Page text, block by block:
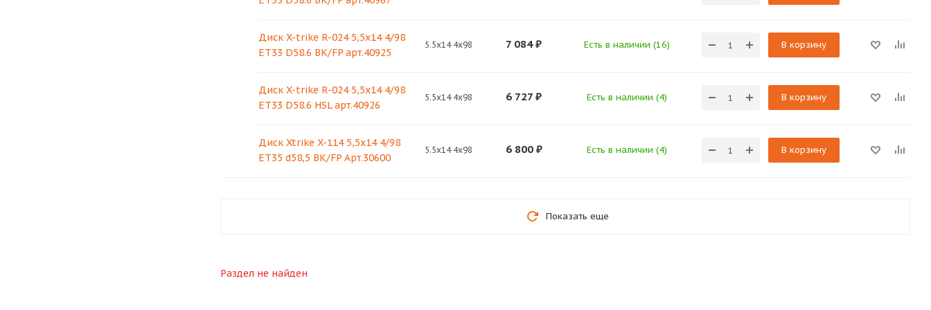
Диск X-trike R-024 5,5х14 4/98
ET33 D58.6 BK/FP арт.40925
5.5x14 4x98 7 084₽ Есть в наличии (16) В корзину
Диск X-trike R-024 5,5х14 4/98
ET33 D58.6 HSL арт.40926
5.5x14 4x98 6 727 ₽ Есть в наличии (4) В корзину
Диск Xtrike X-114 5,5x14 4/98
ET35 d58,5 BK/FP Арт.30600
5.5x14 4x98 6 800 ₽ Есть в наличии (4) В корзину
Показать еще
Раздел не найден